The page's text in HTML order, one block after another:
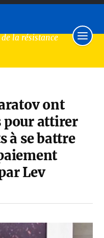
la résistance
ont
pour attirer
à se battre
Lev